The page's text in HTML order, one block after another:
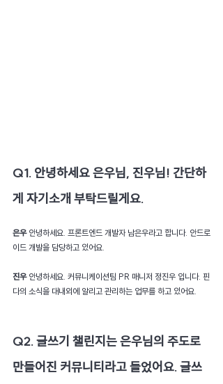
Q1. 안녕하세요 은우님, 진우님! 간단하
게 자기소개 부탁드릴게요.
은우 안녕하세요. 프론트엔드 개발자 남은우라고 합니다. 안드로
이드 개발을 담당하고 있어요.
진우 안녕하세요. 커뮤니케이션팀 PR 매니저 정진우 입니다. 핀
다의 소식을 대내외에 알리고 관리하는 업무를 하고 있어요.
Q2. 글쓰기 챌린지는 은우님의 주도로
만들어진 커뮤니티라고 들었어요. 글쓰